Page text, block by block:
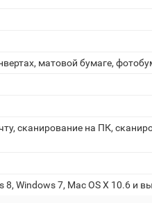
матовой бумаге,
сканирование на ПК,
8, Windows 7, Mac OS X 10.6 и